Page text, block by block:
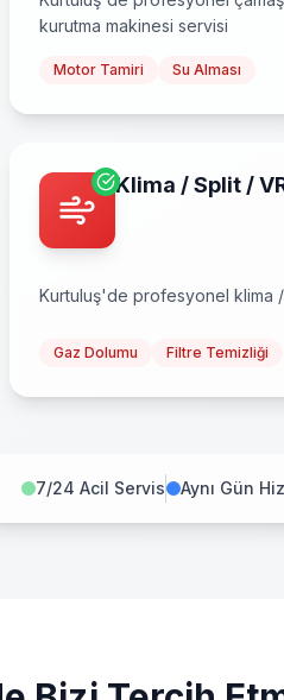
kurutma makinesi servisi
Motor Tamiri Su Alması
Klima / Split /
Kurtuluş'de profesyonel klima
Gaz Dolumu Filtre Temizliği
7/24 Acil Servis Aynı Gün